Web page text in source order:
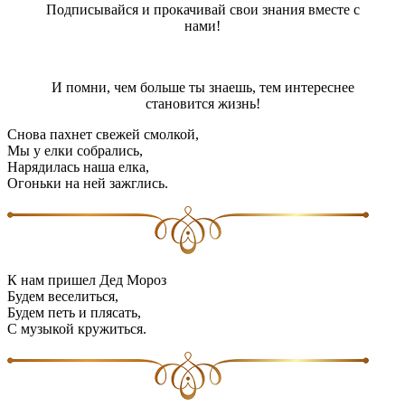
Подписывайся и прокачивай свои знания вместе с
нами!
И помни, чем больше ты знаешь, тем интереснее
становится жизнь!
Снова пахнет свежей смолкой,
Мы у елки собрались,
Нарядилась наша елка,
Огоньки на ней зажглись.
К нам пришел Дед Мороз
Будем веселиться,
Будем петь и плясать,
С музыкой кружиться.